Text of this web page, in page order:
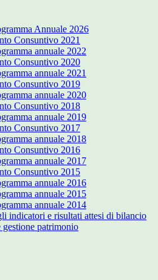
Annuale 2026
Consuntivo 2021
annuale 2022
Consuntivo 2020
annuale 2021
Consuntivo 2019
annuale 2020
Consuntivo 2018
annuale 2019
Consuntivo 2017
annuale 2018
Consuntivo 2016
annuale 2017
Consuntivo 2015
annuale 2016
annuale 2015
annuale 2014
indicatori e risultati attesi di bilancio
patrimonio